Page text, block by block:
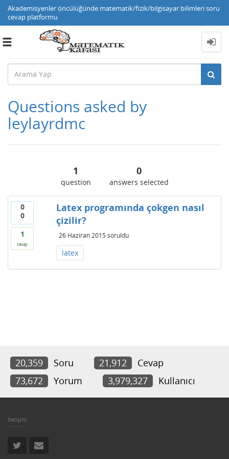
Akademisyenler öncülüğünde matematik/fizik/bilgisayar bilimleri soru
cevap platformu
Toggle
Questions asked by
leylayrdmc
1
question
0
answers selected
0
0
1
cevap
Latex programında çokgen nasıl
çizilir?
26 Haziran 2015 soruldu
latex
20,359 Soru 21,912
Cevap
73,672
Yorum 3,979,327 Kullanıcı
İletişim